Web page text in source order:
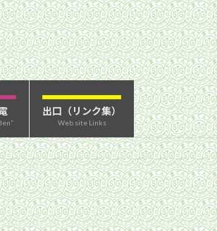
出口（リンク集）
Web site Links